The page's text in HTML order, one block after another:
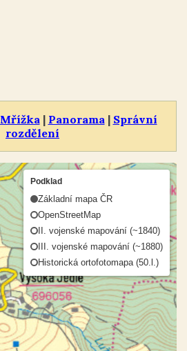
Mřížka | Panorama | Správní
rozdělení
Podklad
Základní mapa ČR
OpenStreetMap
II. vojenské mapování (~1840)
III. vojenské mapování (~1880)
Historická ortofotomapa (50.l.)